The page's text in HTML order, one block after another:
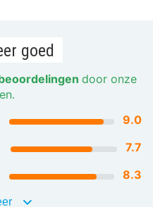
goed
door onze
9.0
7.7
8.3